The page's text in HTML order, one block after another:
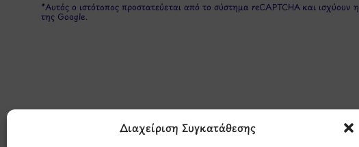
Διαχείριση Συγκατάθεσης
*Αυτός ο ιστότοπος προστατεύεται από το σύστημα reCAPTCHA και ισχύουν η
της Google.